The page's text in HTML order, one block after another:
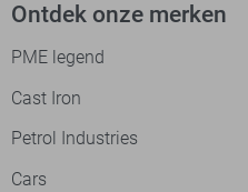
Ontdek onze merken
PME legend
Cast Iron
Petrol Industries
Cars